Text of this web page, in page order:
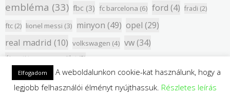
embléma (33) fbc (3) fc barcelona (6) ford (4) fradi (2)
ftc(2) lionel messi (3) minyon (49) opel (29)
real madrid (10) volkswagen (4) vw(34)
újpesti torna egyesület(2)
Copyright © 2018 Pandamatrica - All rights reserved.
Elfogadom
A weboldalunkon cookie-kat használunk, hogy a
legjobb felhasználói élményt nyújthassuk. Részletes leírás